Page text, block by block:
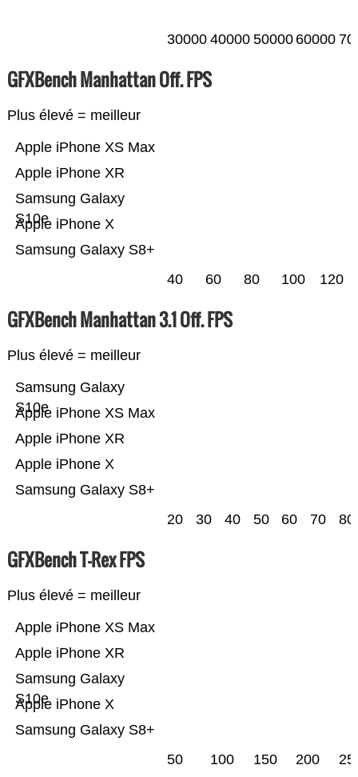
30000 40000 50000 60000
GFXBench Manhattan Off. FPS
Plus élevé = meilleur
Samsung Galaxy S8+
Apple iPhone X
Samsung Galaxy
S10e
Apple iPhone XR
Apple iPhone XS Max
40 60 80 100 120
GFXBench Manhattan 3.1 Off. FPS
Plus élevé = meilleur
Samsung Galaxy S8+
Apple iPhone X
Apple iPhone XR
Apple iPhone XS Max
Samsung Galaxy
S10e
20 30 40 50 60 70 80
GFXBench T-Rex FPS
Plus élevé = meilleur
Samsung Galaxy S8+
Apple iPhone X
Samsung Galaxy
S10e
Apple iPhone XR
Apple iPhone XS Max
50 100 150 200